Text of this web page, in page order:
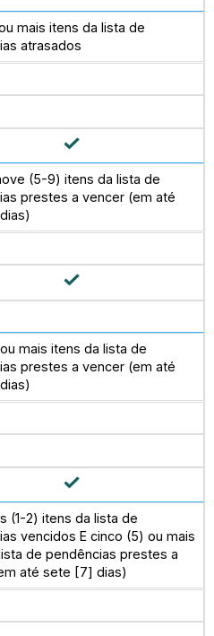
mais itens da lista de
atrasados
(5-9) itens da lista de
prestes a vencer (em até
mais itens da lista de
prestes a vencer (em até
(1-2) itens da lista de
vencidos E cinco (5) ou mais
de pendências prestes a
até sete [7] dias)